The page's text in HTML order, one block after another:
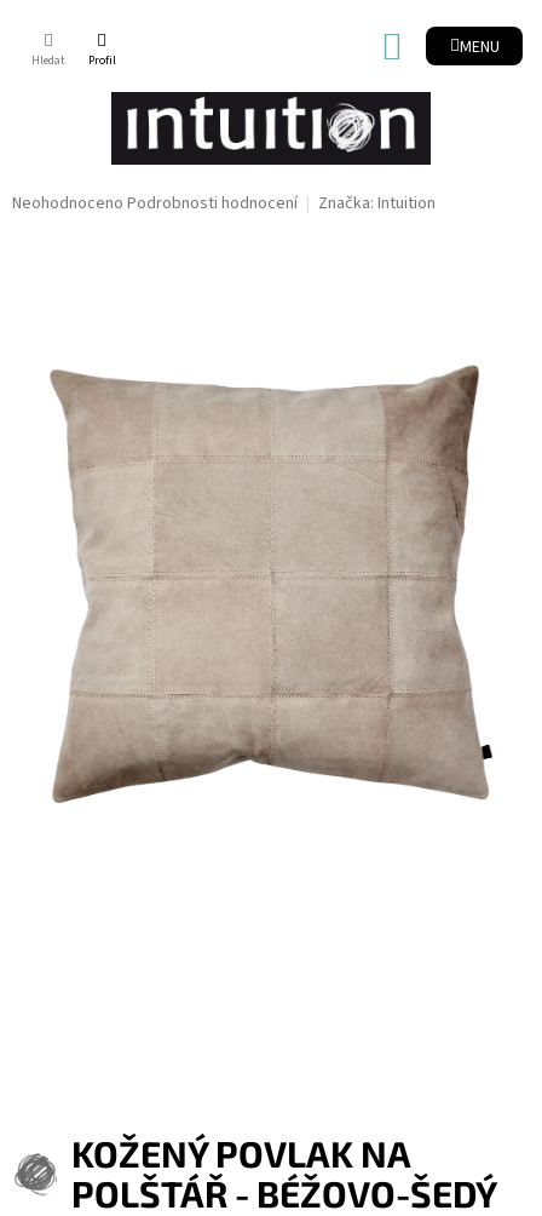
obsah
NÁKUPNÍ
KOŠÍK
Průměrné
hvězdiček.
Neohodnoceno Podrobnosti hodnocení Značka: Intuition
KOŽENÝ POVLAK NA
POLŠTÁŘ - BÉŽOVO-ŠEDÝ